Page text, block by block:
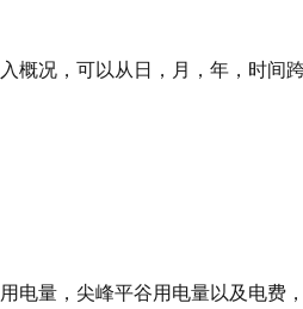
概况，可以从日，月，年，时间
电量，尖峰平谷用电量以及电费